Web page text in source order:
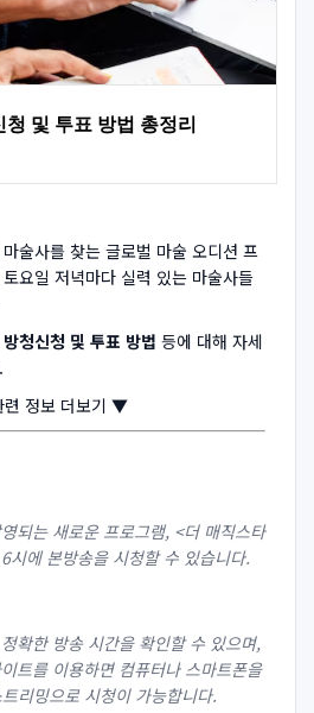
및 투표 방법 총정리
술사를 찾는 글로벌 마술 오디션 프
요일 저녁마다 실력 있는 마술사들
청신청 및 투표 방법 등에 대해 자세
련 정보 더보기 ▼
되는 새로운 프로그램, <더 매직스타
시에 본방송을 시청할 수 있습니다.
확한 방송 시간을 확인할 수 있으며,
트를 이용하면 컴퓨터나 스마트폰을
리밍으로 시청이 가능합니다.